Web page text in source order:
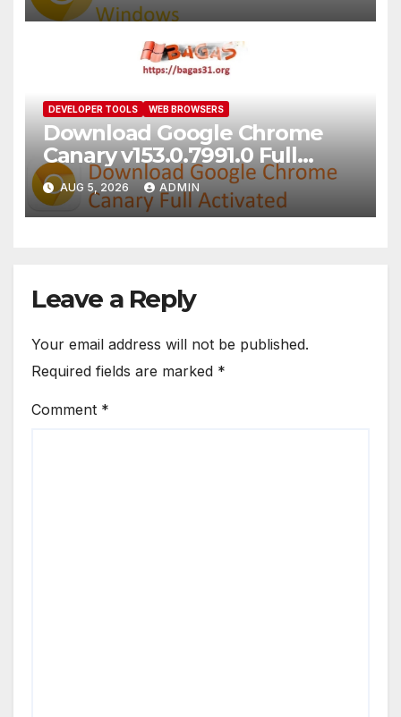
DEVELOPER TOOLS WEB BROWSERS
Download Google Chrome
Canary v153.0.7991.0 Full
Version [2026]
AUG 5, 2026 ADMIN
Leave a Reply
Your email address will not be published.
Required fields are marked *
Comment *